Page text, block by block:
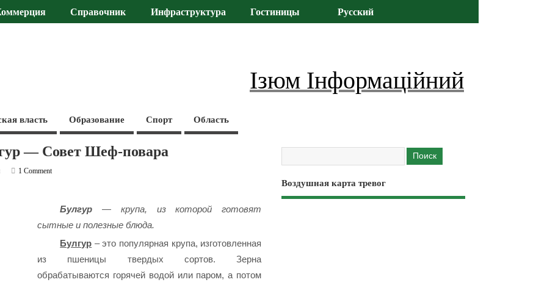
Справочник Инфраструктура Гостиницы Русский
Ізюм Інформаційний
власть Образование Спорт Область
— Совет Шеф-повара
1 Comment
Булгур — крупа, из которой готовят
сытные и полезные блюда.
Булгур – это популярная крупа, изготовленная
из пшеницы твердых сортов. Зерна
обрабатываются горячей водой или паром, а потом
Воздушная карта тревог